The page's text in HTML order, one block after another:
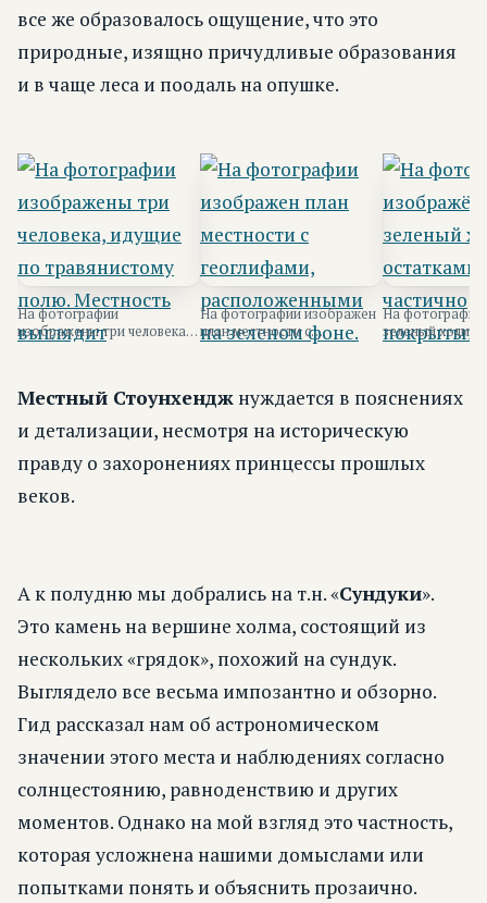
все же образовалось ощущение, что это
природные, изящно причудливые образования
и в чаще леса и поодаль на опушке.
На фотографии
изображены три человека,
идущие по травянистому
На фотографии изображен
план местности с
На
зеленый холм с
камней,
Местный Стоунхендж нуждается в пояснениях
и детализации, несмотря на историческую
правду о захоронениях принцессы прошлых
веков.
А к полудню мы добрались на т.н. «Сундуки».
Это камень на вершине холма, состоящий из
нескольких «грядок», похожий на сундук.
Выглядело все весьма импозантно и обзорно.
Гид рассказал нам об астрономическом
значении этого места и наблюдениях согласно
солнцестоянию, равноденствию и других
моментов. Однако на мой взгляд это частность,
которая усложнена нашими домыслами или
попытками понять и объяснить прозаично.